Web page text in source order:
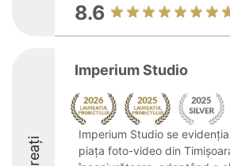
8.6
Imperium Studio
Imperium Studio se
piața foto-video din